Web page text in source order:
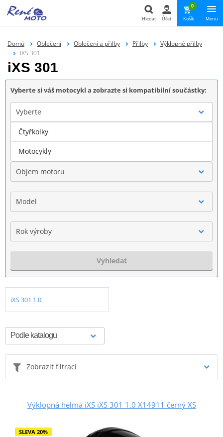
Hledat
Hledat Účet
0
Košík Menu
Domů Oblečení Oblečení a přilby Přilby
Výklopné přilby
iXS 301
iXS 301
Vyberte si váš motocykl a zobrazte si kompatibilní součástky:
Vyberte
Značka
Objem motoru
Model
Rok výroby
Vyhledat
iXS 301 1.0
Zobrazit filtraci
Výklopná helma iXS iXS 301 1.0 X14911 černý XS
SLEVA 20%
Čtyřkolky
Motocykly